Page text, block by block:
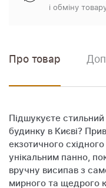
і обміну
Про товар
Підшукуєте
будинку в Києві?
екзотичного
унікальним панно,
вручну висипав з
мирного та щедрого